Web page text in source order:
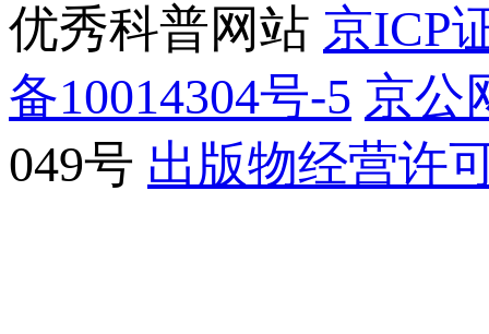
优秀科普网站 京ICP
备10014304号-5 京公
049号 出版物经营许